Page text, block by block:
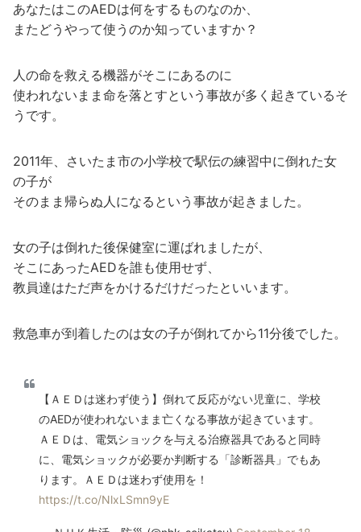
あなたはこのAEDは何をするものなのか、
またどうやって使うのか知っていますか？
人の命を救える機器がそこにあるのに
使われないまま命を落とすという事故が多く起きているそ
うです。
2011年、さいたま市の小学校で駅伝の練習中に倒れた女
の子が
そのまま帰らぬ人になるという事故が起きました。
女の子は倒れた後保健室に運ばれましたが、
そこにあったAEDを誰も使用せず、
教員達はただ声をかけるだけだったといいます。
救急車が到着したのは女の子が倒れてから11分後でした。
【ＡＥＤは迷わず使う】倒れて反応がない児童に、学校
のAEDが使われないまま亡くなる事故が起きています。
ＡＥＤは、電気ショックを与える治療器具であると同時
に、電気ショックが必要か判断する「診断器具」でもあ
ります。ＡＥＤは迷わず使用を！
https://t.co/NlxLSmn9yE